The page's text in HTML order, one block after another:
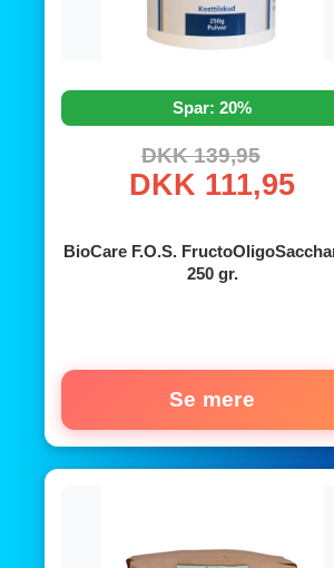
Spar: 20%
DKK 139,95
DKK 111,95
BioCare F.O.S.
250 gr.
Se mere